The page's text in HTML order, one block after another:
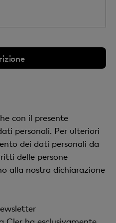
con il presente
personali. Per ulteriori
dei dati personali da
delle persone
alla nostra dichiarazione